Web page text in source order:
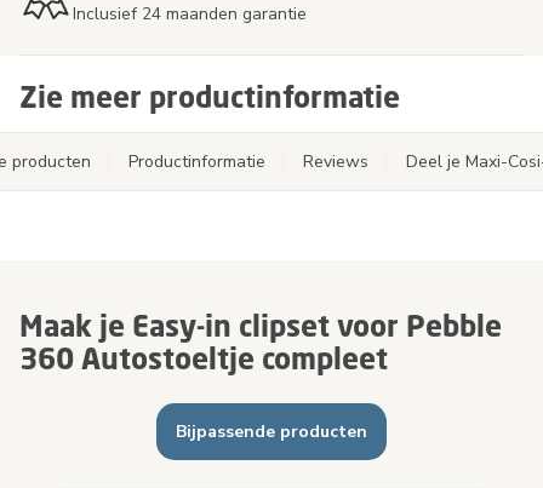
Inclusief 24 maanden garantie
Zie meer productinformatie
producten Productinformatie Reviews Deel je Maxi-
Maak je Easy-in clipset voor Pebble
360 Autostoeltje compleet
Bijpassende producten